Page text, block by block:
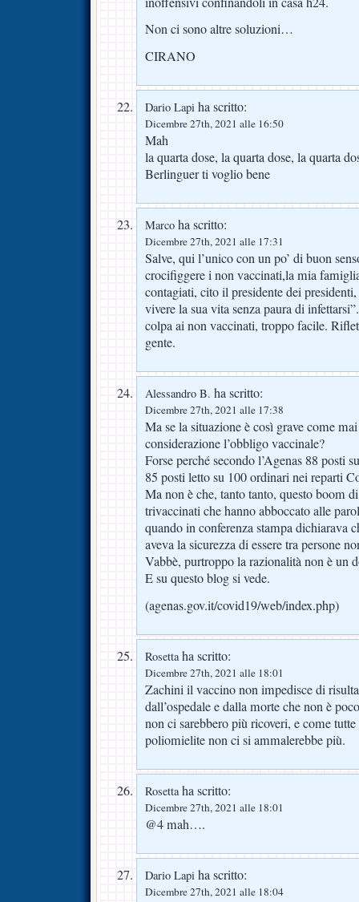
Non ci sono altre soluzioni…
CIRANO
Dario Lapi ha scritto:
Dicembre 27th, 2021 alle 16:50
Mah
la quarta dose, la quarta dose, la quarta
Berlinguer ti voglio bene
Marco ha scritto:
Dicembre 27th, 2021 alle 17:31
Salve, qui l’unico con un po’ di buon
crocifiggere i non vaccinati,la mia
contagiati, cito il presidente dei
vivere la sua vita senza paura di
colpa ai non vaccinati, troppo facile.
gente.
Alessandro B. ha scritto:
Dicembre 27th, 2021 alle 17:38
Ma se la situazione è così grave come
considerazione l’obbligo vaccinale?
Forse perché secondo l’Agenas 88 posti
85 posti letto su 100 ordinari nei reparti
Ma non è che, tanto tanto, questo boom
trivaccinati che hanno abboccato alle
quando in conferenza stampa dichiarava
aveva la sicurezza di essere tra persone
Vabbè, purtroppo la razionalità non è un
E su questo blog si vede.
(agenas.gov.it/covid19/web/index.php)
Rosettaha scritto:
Dicembre 27th, 2021 alle 18:01
Zachini il vaccino non impedisce di
dall’ospedale e dalla morte che non è
non ci sarebbero più ricoveri, e come
poliomielite non ci si ammalerebbe più.
Rosettaha scritto:
Dicembre 27th, 2021 alle 18:01
@4 mah….
Dario Lapi ha scritto:
Dicembre 27th, 2021 alle 18:04